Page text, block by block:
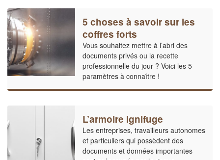
5 choses à savoir sur les
coffres forts
Vous souhaitez mettre à l’abri des
documents privés ou la recette
professionnelle du jour ? Voici les 5
paramètres à connaître !
L’armoire ignifuge
Les entreprises, travailleurs autonomes
et particuliers qui possèdent des
documents et données importantes